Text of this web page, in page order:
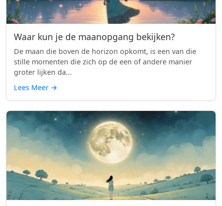
Waar kun je de maanopgang bekijken?
De maan die boven de horizon opkomt, is een van die
stille momenten die zich op de een of andere manier
groter lijken da...
Lees Meer →